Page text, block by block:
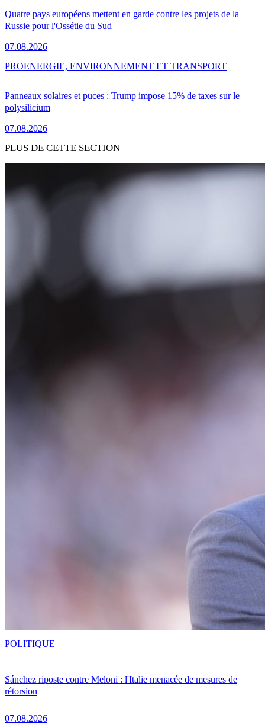
Quatre pays européens mettent en garde contre les projets de la
Russie pour l'Ossétie du Sud
07.08.2026
Panneaux solaires et puces : Trump impose 15% de taxes sur le
polysilicium
07.08.2026
PROENERGIE, ENVIRONNEMENT ET TRANSPORT
PLUS DE CETTE SECTION
Sánchez riposte contre Meloni : l'Italie menacée de mesures de
rétorsion
07.08.2026
POLITIQUE